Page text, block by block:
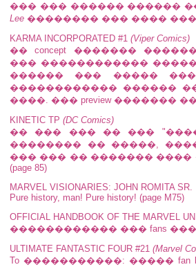
��� ��� ������ ������
Lee �������� ��� ����
KARMA INCORPORATED #1 (Viper Comics)
�� concept �������
��� ������������
������ ��� �����
������������ ������
����. ��� preview ������� ��
KINETIC TP (DC Comics)
�� ��� ��� �� ���
�������� �� �����,
��� ��� �� �������
(page 85)
MARVEL VISIONARIES: JOHN ROMITA
Pure history, man! Pure history! (page M75)
OFFICIAL HANDBOOK OF THE MARVEL
������������ ��� fans ���
ULTIMATE FANTASTIC FOUR #21 (Marvel
To �����������: �����